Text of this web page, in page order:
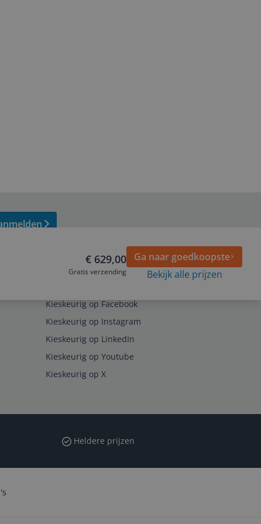
€ 629,00
Gratis verzending
Ga naar goedkoopste
Bekijk alle prijzen
Kieskeurig op Facebook
Kieskeurig op Instagram
Kieskeurig op LinkedIn
Kieskeurig op Youtube
Kieskeurig op X
Heldere prijzen